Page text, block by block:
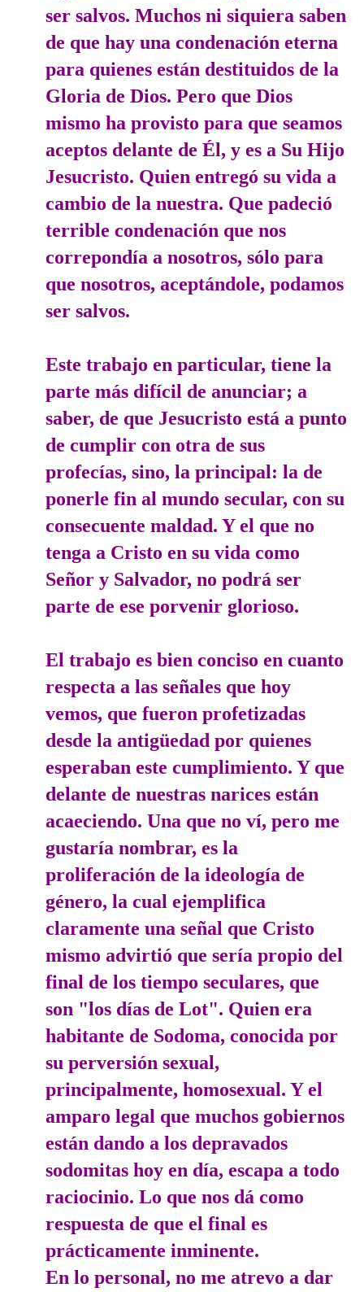
ser salvos. Muchos ni siquiera saben
de que hay una condenación eterna
para quienes están destituidos de la
Gloria de Dios. Pero que Dios
mismo ha provisto para que seamos
aceptos delante de Él, y es a Su Hijo
Jesucristo. Quien entregó su vida a
cambio de la nuestra. Que padeció
terrible condenación que nos
correpondía a nosotros, sólo para
que nosotros, aceptándole, podamos
ser salvos.
Este trabajo en particular, tiene la
parte más difícil de anunciar; a
saber, de que Jesucristo está a punto
de cumplir con otra de sus
profecías, sino, la principal: la de
ponerle fin al mundo secular, con su
consecuente maldad. Y el que no
tenga a Cristo en su vida como
Señor y Salvador, no podrá ser
parte de ese porvenir glorioso.
El trabajo es bien conciso en cuanto
respecta a las señales que hoy
vemos, que fueron profetizadas
desde la antigüedad por quienes
esperaban este cumplimiento. Y que
delante de nuestras narices están
acaeciendo. Una que no ví, pero me
gustaría nombrar, es la
proliferación de la ideología de
género, la cual ejemplifica
claramente una señal que Cristo
mismo advirtió que sería propio del
final de los tiempo seculares, que
son "los días de Lot". Quien era
habitante de Sodoma, conocida por
su perversión sexual,
principalmente, homosexual. Y el
amparo legal que muchos gobiernos
están dando a los depravados
sodomitas hoy en día, escapa a todo
raciocinio. Lo que nos dá como
respuesta de que el final es
prácticamente inminente.
En lo personal, no me atrevo a dar